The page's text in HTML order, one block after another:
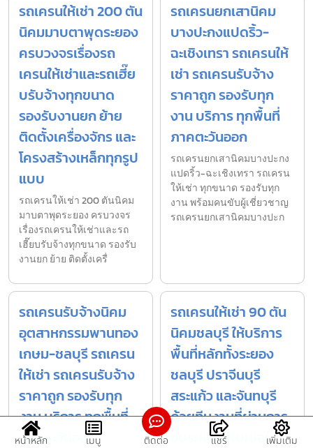
รถเครนให้เช่า 200 ตัน
นิคมมาบตาพุดระยอง
ครบวงจรเรื่องรถ
เครนให้เช่าและรถเฮี๊ย
บรับจ้างทุกขนาด
รองรับงานยก ย้าย
ติดตั้งเครื่องจักร และ
โครงสร้างเหล็กทุกรูป
แบบ
รถเครนให้เช่า 200 ตันนิคม
มาบตาพุดระยอง ครบวงจร
เรื่องรถเครนให้เช่าและรถ
เฮี๊ยบรับจ้างทุกขนาด รองรับ
งานยก ย้าย ติดตั้งเครื่
รถเครนยกเสานิคม
บางปะกงแปดริ้ว-
ฉะเชิงเทรา รถเครนให้
เช่า รถเครนรับจ้าง
ราคาถูก รองรับทุก
งาน บริการ ทุกพื้นที่
ภาคตะวันออก
รถเครนยกเสานิคมบางปะกง
แปดริ้ว-ฉะเชิงเทรา รถเครน
ให้เช่า ทุกขนาด รองรับทุก
งาน พร้อมคนขับผู้เชี่ยวชาญ
รถเครนยกเสานิคมบางปะก
รถเครนรับจ้างนิคม
อุตสาหกรรมพานทอง
เกษม-ชลบุรี รถเครน
ให้เช่า รถเครนรับจ้าง
ราคาถูก รองรับทุก
งาน บริการ ทุกพื้นที่
ภาคตะวันออก
รถเครนให้เช่า 90 ตัน
นิคมชลบุรี ให้บริการ
พื้นที่หลักทั้งระยอง
ชลบุรี ปราจีนบุรี
สระแก้ว และจันทบุรี
ด้วยทีมงานที่ผ่านการ
อบรมและมีใบเซอร์
หน้าหลัก เมนู ติดต่อ แชร์ เพิ่มเติม